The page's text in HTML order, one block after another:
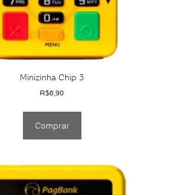
Minizinha Chip 3
R$6,90
Comprar